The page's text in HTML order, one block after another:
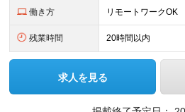
働き方 リモートワークOK
残業時間 20時間以内
求人を見る